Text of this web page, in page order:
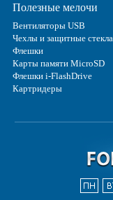
Полезные мелочи
Вентиляторы USB
Чехлы и защитные стекла
Флешки
Карты памяти MicroSD
Флешки i-FlashDrive
Картридеры